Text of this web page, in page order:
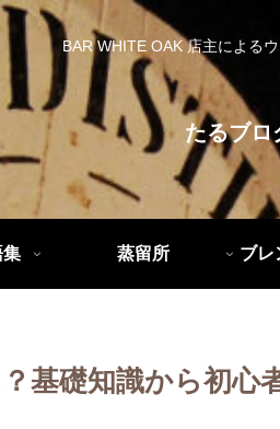
BAR WHITE OAK 店主による
たるブロ
集 蒸留所 ブレ
基礎知識から初心